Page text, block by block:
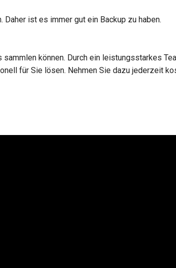
ist es immer gut ein Backup zu haben.
können. Durch ein leistungsstarkes
für Sie lösen. Nehmen Sie dazu jederzeit